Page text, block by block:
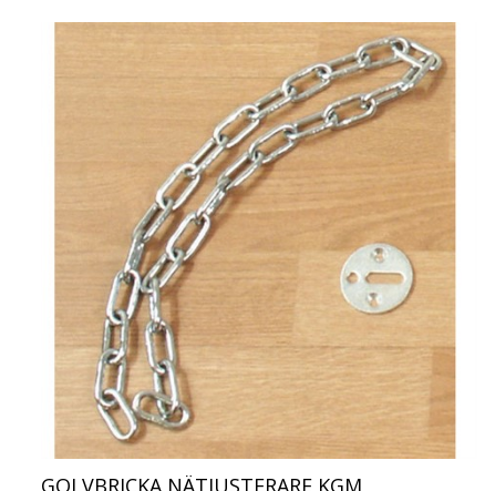
GOLVBRICKA NÄTJUSTERARE KGM